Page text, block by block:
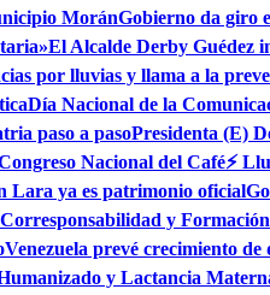
MoránGobierno da giro
El Alcalde Derby Guédez
por lluvias y llama a la
Día Nacional de la
paso a pasoPresidenta (E)
Nacional del Café⚡
Lara ya es patrimonio oficial
y
Venezuela prevé crecimiento
y Lactancia